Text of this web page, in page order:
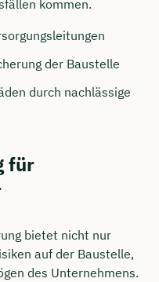
kommen.
der Baustelle
durch nachlässige
für
bietet nicht nur
auf der Baustelle,
des Unternehmens.